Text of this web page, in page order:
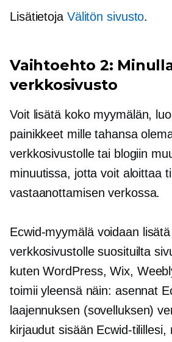
Lisätietoja Välitön sivusto.
Vaihtoehto 2:
verkkosivusto
Voit lisätä koko myymälän,
painikkeet mille tahansa
verkkosivustolle tai blogiin
minuutissa, jotta voit aloittaa
vastaanottamisen verkossa.
Ecwid-myymälä voidaan
verkkosivustolle suosituilta
kuten WordPress, Wix,
toimii yleensä näin: asennat
laajennuksen (sovelluksen)
kirjaudut sisään Ecwid-tilillesi,